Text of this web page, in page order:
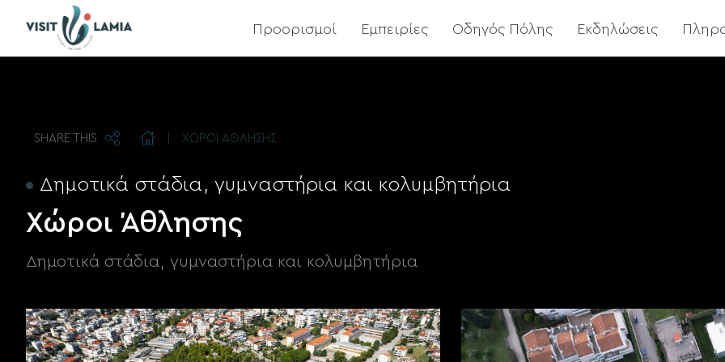
navigation
Προορισμοί Εμπειρίες Οδηγός Πόλης Εκδηλώσεις
SHARE THIS ΧΩΡΟΙ ΑΘΛΗΣΗΣ
Δημοτικά στάδια, γυμναστήρια και κολυμβητήρια
Χώροι Άθλησης
Δημοτικά στάδια, γυμναστήρια και κολυμβητήρια